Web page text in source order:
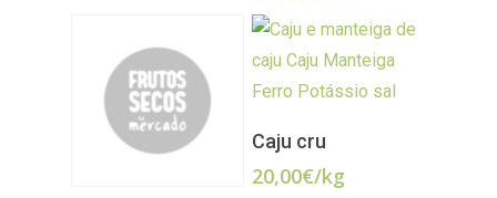
Caju cru
20,00€/kg